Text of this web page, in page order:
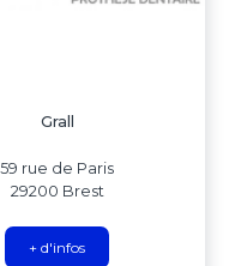
Grall
59 rue de Paris
29200 Brest
+ d'infos